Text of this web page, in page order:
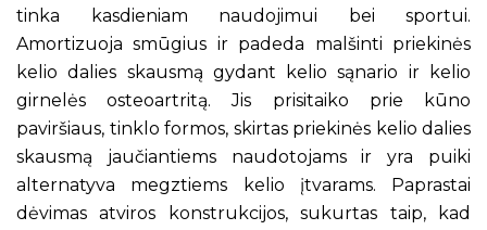
tinka kasdieniam naudojimui bei sportui.
Amortizuoja smūgius ir padeda malšinti priekinės
kelio dalies skausmą gydant kelio sąnario ir kelio
girnelės osteoartritą. Jis prisitaiko prie kūno
paviršiaus, tinklo formos, skirtas priekinės kelio dalies
skausmą jaučiantiems naudotojams ir yra puiki
alternatyva megztiems kelio įtvarams. Paprastai
dėvimas atviros konstrukcijos, sukurtas taip, kad